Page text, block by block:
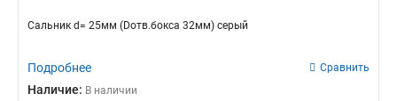
Сальник d= 25мм (Dотв.бокса 32мм) серый
Подробнее Сравнить
Наличие: В наличии